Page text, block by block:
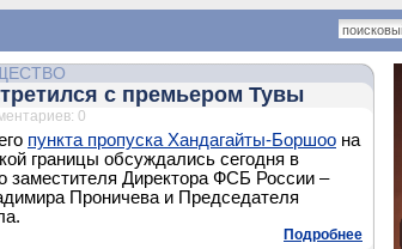
с премьером Тувы
0
пункта пропуска Хандагайты-Боршоо на
границы обсуждались сегодня в
заместителя Директора ФСБ России –
Проничева и Председателя
Подробнее